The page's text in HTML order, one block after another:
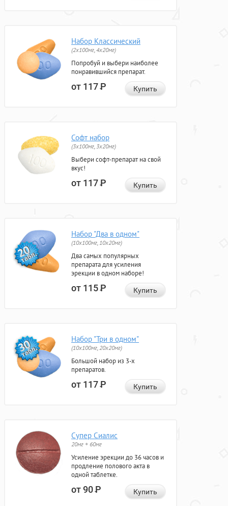
Набор Классический
(2x100мг, 4x20мг)
Попробуй и выбери наиболее
понравившийся препарат.
от 117Р Купить
Софт набор
(3x100мг, 3x20мг)
Выбери софт-препарат на свой
вкус!
от 117Р Купить
Набор "Два в одном"
(10x100мг, 10x20мг)
Два самых популярных
препарата для усиления
эрекции в одном наборе!
от 115Р Купить
Набор "Три в одном"
(10x100мг, 20x20мг)
Большой набор из 3-х
препаратов.
от 117Р Купить
Супер Сиалис
20мг + 60мг
Усиление эрекции до 36 часов и
продление полового акта в
одной таблетке.
от 90Р Купить